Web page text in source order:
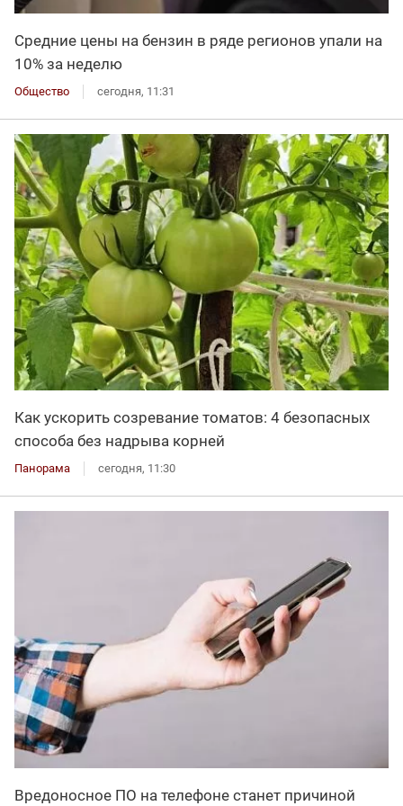
Средние цены на бензин в ряде регионов упали на
10% за неделю
Общество сегодня, 11:31
Как ускорить созревание томатов: 4 безопасных
способа без надрыва корней
Панорама сегодня, 11:30
Вредоносное ПО на телефоне станет причиной